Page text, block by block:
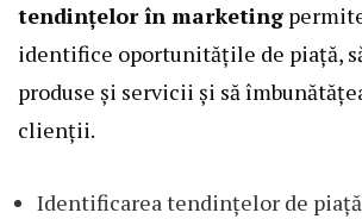
tendințelor în marketing
identifice oportunitățile de piață,
produse și servicii și să
clienții.
Identificarea tendințelor de